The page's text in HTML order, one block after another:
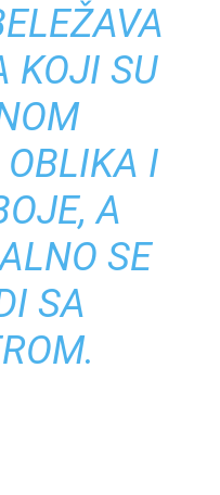
KOJI SU
OBLIKA I
A
SE
SA